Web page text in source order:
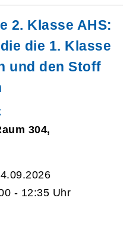
2. Klasse AHS:
die 1. Klasse
und den Stoff
304,
- 12:35 Uhr